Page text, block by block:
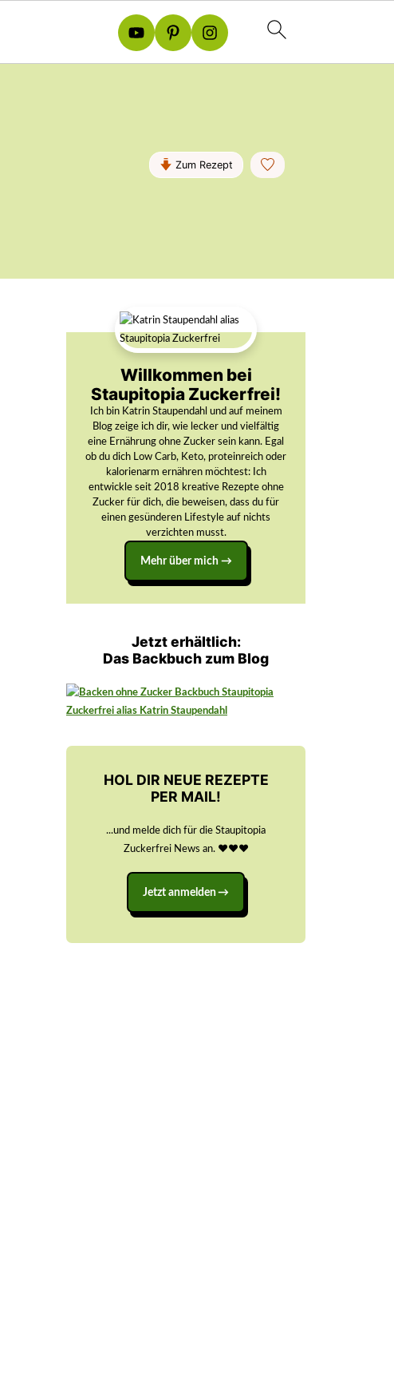
Zum Rezept
Willkommen bei
Staupitopia Zuckerfrei!
Ich bin Katrin Staupendahl und auf meinem
Blog zeige ich dir, wie lecker und vielfältig
eine Ernährung ohne Zucker sein kann. Egal
ob du dich Low Carb, Keto, proteinreich oder
kalorienarm ernähren möchtest: Ich
entwickle seit 2018 kreative Rezepte ohne
Zucker für dich, die beweisen, dass du für
einen gesünderen Lifestyle auf nichts
verzichten musst.
Mehr über mich →
Jetzt erhältlich:
Das Backbuch zum Blog
HOL DIR NEUE REZEPTE
PER MAIL!
...und melde dich für die Staupitopia
Zuckerfrei News an. ♥️♥️♥️
Jetzt anmelden